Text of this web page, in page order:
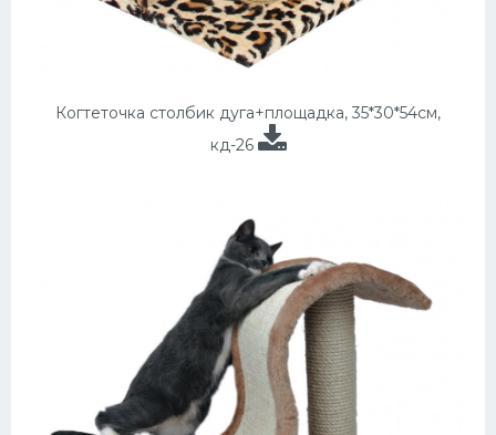
Когтеточка столбик дуга+площадка, 35*30*54см,
кд-26